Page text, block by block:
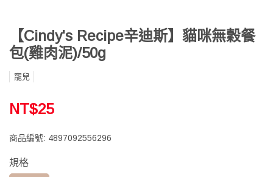
【Cindy's Recipe辛迪斯】貓咪無穀餐
包(雞肉泥)/50g
寵兒
NT$25
商品編號: 4897092556296
規格